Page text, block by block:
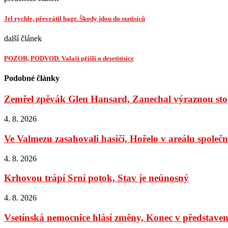
Jel rychle, převrátil bagr. Škody jdou do statisíců
další článek
POZOR, PODVOD. Valaši přišli o desetitisíce
Podobné články
Zemřel zpěvák Glen Hansard, Zanechal výraznou
4. 8. 2026
Ve Valmezu zasahovali hasiči, Hořelo v areálu
4. 8. 2026
Krhovou trápí Srní potok, Stav je neúnosný
4. 8. 2026
Vsetínská nemocnice hlásí změny, Konec v